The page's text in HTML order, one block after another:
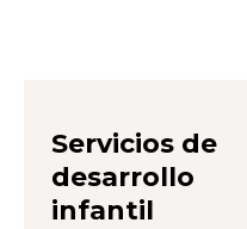
Servicios de
desarrollo
infantil